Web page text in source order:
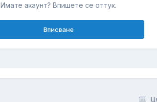
Имате акаунт? Впишете се оттук.
Вписване